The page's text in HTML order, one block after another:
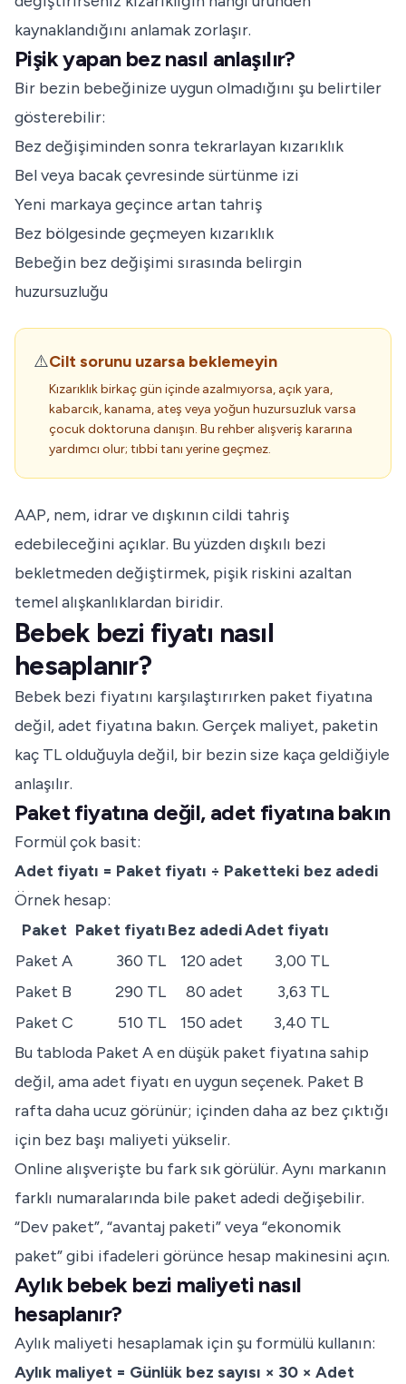
kaynaklandığını anlamak zorlaşır.
Pişik yapan bez nasıl anlaşılır?
Bir bezin bebeğinize uygun olmadığını şu belirtiler
gösterebilir:
Bez değişiminden sonra tekrarlayan kızarıklık
Bel veya bacak çevresinde sürtünme izi
Yeni markaya geçince artan tahriş
Bez bölgesinde geçmeyen kızarıklık
Bebeğin bez değişimi sırasında belirgin
huzursuzluğu
⚠️Cilt sorunu uzarsa beklemeyin
Kızarıklık birkaç gün içinde azalmıyorsa, açık yara,
kabarcık, kanama, ateş veya yoğun huzursuzluk varsa
çocuk doktoruna danışın. Bu rehber alışveriş kararına
yardımcı olur; tıbbi tanı yerine geçmez.
AAP, nem, idrar ve dışkının cildi tahriş
edebileceğini açıklar. Bu yüzden dışkılı bezi
bekletmeden değiştirmek, pişik riskini azaltan
temel alışkanlıklardan biridir.
Bebek bezi fiyatı nasıl
hesaplanır?
Bebek bezi fiyatını karşılaştırırken paket fiyatına
değil, adet fiyatına bakın. Gerçek maliyet, paketin
kaç TL olduğuyla değil, bir bezin size kaça geldiğiyle
anlaşılır.
Paket fiyatına değil, adet fiyatına bakın
Formül çok basit:
Adet fiyatı = Paket fiyatı ÷ Paketteki bez adedi
Örnek hesap:
Paket Paket fiyatıBez adediAdet fiyatı
Paket A
360 TL 120 adet
3,00 TL
Paket B
290 TL 80 adet
3,63 TL
Paket C
510 TL 150 adet
3,40 TL
Bu tabloda Paket A en düşük paket fiyatına sahip
değil, ama adet fiyatı en uygun seçenek. Paket B
rafta daha ucuz görünür; içinden daha az bez çıktığı
için bez başı maliyeti yükselir.
Online alışverişte bu fark sık görülür. Aynı markanın
farklı numaralarında bile paket adedi değişebilir.
“Dev paket”, “avantaj paketi” veya “ekonomik
paket” gibi ifadeleri görünce hesap makinesini açın.
Aylık bebek bezi maliyeti nasıl
hesaplanır?
Aylık maliyeti hesaplamak için şu formülü kullanın:
Aylık maliyet = Günlük bez sayısı × 30 × Adet